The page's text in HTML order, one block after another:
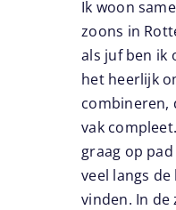
Ik woon
zoons in
als juf ben ik
het heerlijk
combineren,
vak
graag op
veel langs
vinden. In de